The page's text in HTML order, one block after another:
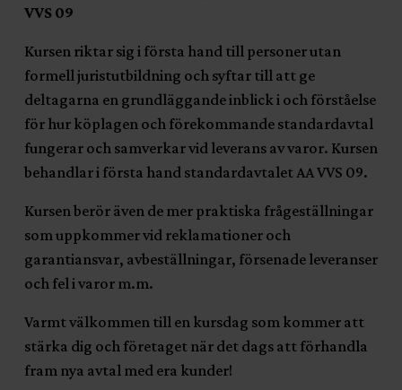
VVS 09
Kursen riktar sig i första hand till personer utan
formell juristutbildning och syftar till att ge
deltagarna en grundläggande inblick i och förståelse
för hur köplagen och förekommande standardavtal
fungerar och samverkar vid leverans av varor. Kursen
behandlar i första hand standardavtalet AA VVS 09.
Kursen berör även de mer praktiska frågeställningar
som uppkommer vid reklamationer och
garantiansvar, avbeställningar, försenade leveranser
och fel i varor m.m.
Varmt välkommen till en kursdag som kommer att
stärka dig och företaget när det dags att förhandla
fram nya avtal med era kunder!